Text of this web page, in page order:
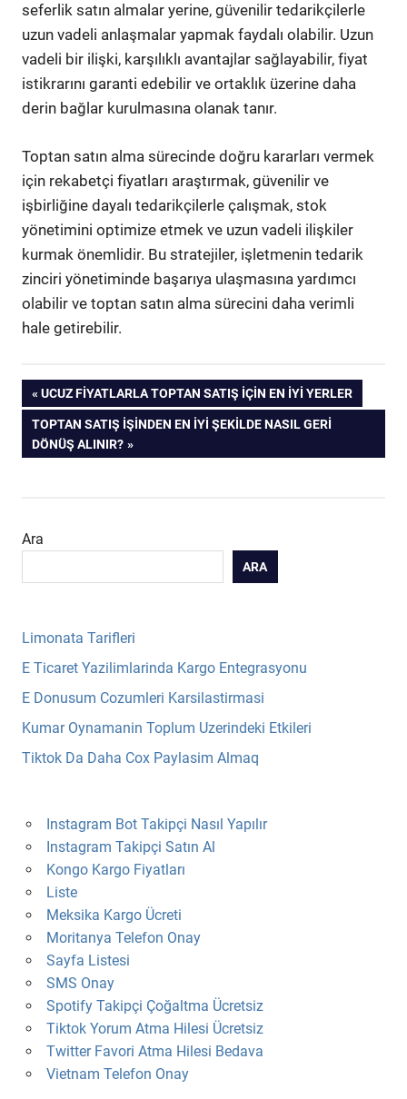
seferlik satın almalar yerine, güvenilir tedarikçilerle
uzun vadeli anlaşmalar yapmak faydalı olabilir. Uzun
vadeli bir ilişki, karşılıklı avantajlar sağlayabilir, fiyat
istikrarını garanti edebilir ve ortaklık üzerine daha
derin bağlar kurulmasına olanak tanır.
Toptan satın alma sürecinde doğru kararları vermek
için rekabetçi fiyatları araştırmak, güvenilir ve
işbirliğine dayalı tedarikçilerle çalışmak, stok
yönetimini optimize etmek ve uzun vadeli ilişkiler
kurmak önemlidir. Bu stratejiler, işletmenin tedarik
zinciri yönetiminde başarıya ulaşmasına yardımcı
olabilir ve toptan satın alma sürecini daha verimli
hale getirebilir.
Yazı
gezinmesi
PREVIOUS
POST:
UCUZ FIYATLARLA TOPTAN SATIŞ İÇIN EN İYI YERLER
NEXT
POST:
TOPTAN SATIŞ İŞINDEN EN İYI ŞEKILDE NASIL GERI
DÖNÜŞ ALINIR?
Ara
ARA
Limonata Tarifleri
E Ticaret Yazilimlarinda Kargo Entegrasyonu
E Donusum Cozumleri Karsilastirmasi
Kumar Oynamanin Toplum Uzerindeki Etkileri
Tiktok Da Daha Cox Paylasim Almaq
Instagram Bot Takipçi Nasıl Yapılır
Instagram Takipçi Satın Al
Kongo Kargo Fiyatları
Liste
Meksika Kargo Ücreti
Moritanya Telefon Onay
Sayfa Listesi
SMS Onay
Spotify Takipçi Çoğaltma Ücretsiz
Tiktok Yorum Atma Hilesi Ücretsiz
Twitter Favori Atma Hilesi Bedava
Vietnam Telefon Onay